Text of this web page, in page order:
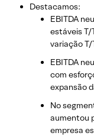
Destacamos:
EBITDA
estáveis T/
variação T/
EBITDA
com
expansão
No
aumentou
empresa